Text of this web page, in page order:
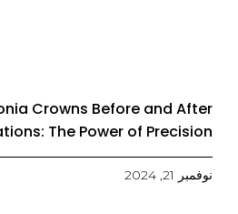
Crowns Before and After
The Power of Precision
نوفمبر 21, 2024